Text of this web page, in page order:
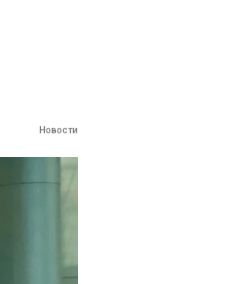
Новости